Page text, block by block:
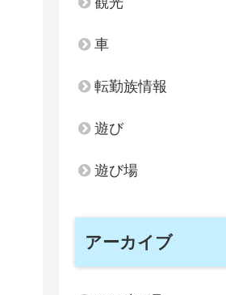
車
転勤族情報
遊び
遊び場
アーカイブ